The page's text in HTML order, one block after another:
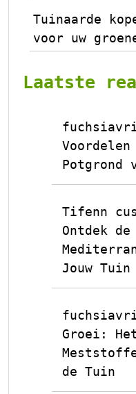
Tuinaarde
voor uw
Laatste
Potgrond
Tifenn
Ontdek
Jouw Tuin
Groei:
de Tuin